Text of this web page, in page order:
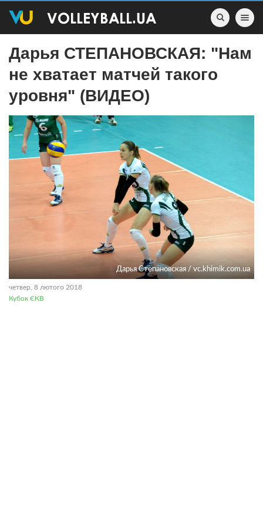
Toggle
Дарья СТЕПАНОВСКАЯ: "Нам
не хватает матчей такого
уровня" (ВИДЕО)
Дарья Степановская / vc.khimik.com.ua
четвер, 8 лютого 2018
Кубок ЄКВ